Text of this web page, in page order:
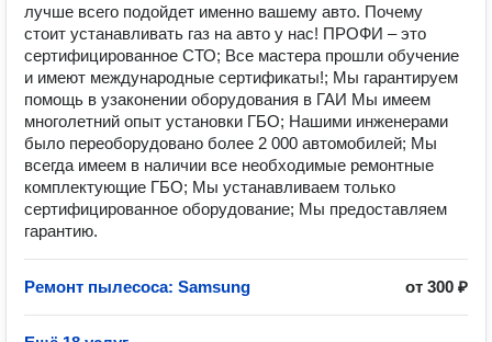
лучше всего подойдет именно вашему авто. Почему
стоит устанавливать газ на авто у нас! ПРОФИ – это
сертифицированное СТО; Все мастера прошли обучение
и имеют международные сертификаты!; Мы гарантируем
помощь в узаконении оборудования в ГАИ Мы имеем
многолетний опыт установки ГБО; Нашими инженерами
было переоборудовано более 2 000 автомобилей; Мы
всегда имеем в наличии все необходимые ремонтные
комплектующие ГБО; Мы устанавливаем только
сертифицированное оборудование; Мы предоставляем
гарантию.
Ремонт пылесоса: Samsung от 300 ₽